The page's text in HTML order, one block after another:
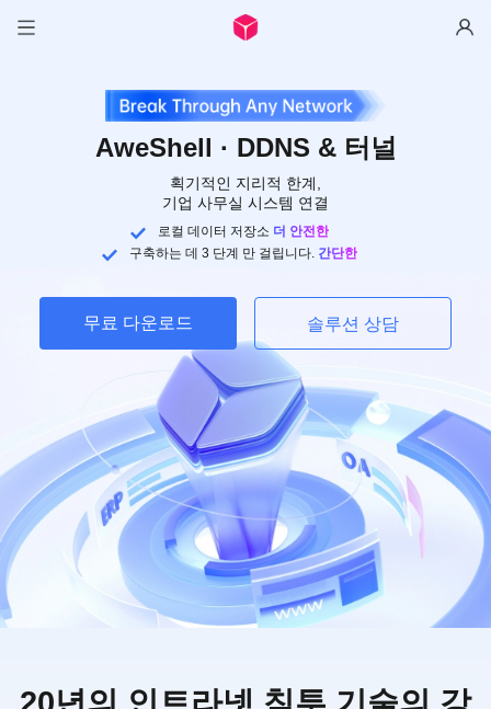
AweShell · DDNS & 터널
획기적인 지리적 한계,
기업 사무실 시스템 연결
로컬 데이터 저장소 더 안전한
구축하는 데 3 단계 만 걸립니다. 간단한
무료 다운로드 솔루션 상담